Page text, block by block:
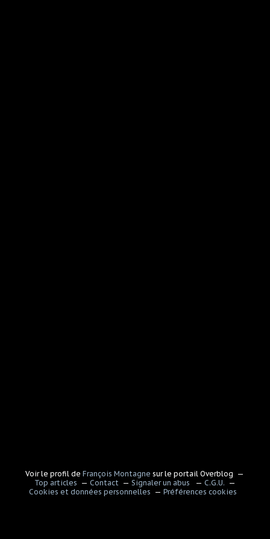
Voir le profil deFrançois Montagne sur le portail Overblog
Top articles
Contact Signaler un abus
C.G.U.
Cookies et données personnelles
Préférences cookies